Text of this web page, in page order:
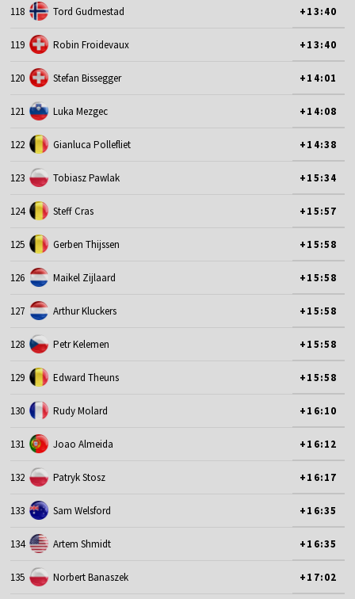
118 Tord Gudmestad +13:40
119 Robin Froidevaux +13:40
120 Stefan Bissegger +14:01
121 Luka Mezgec +14:08
122 Gianluca Pollefliet +14:38
123 Tobiasz Pawlak +15:34
124 Steff Cras +15:57
125 Gerben Thijssen +15:58
126 Maikel Zijlaard +15:58
127 Arthur Kluckers +15:58
128 Petr Kelemen +15:58
129 Edward Theuns +15:58
130 Rudy Molard +16:10
131 Joao Almeida +16:12
132 Patryk Stosz +16:17
133 Sam Welsford +16:35
134 Artem Shmidt +16:35
135 Norbert Banaszek +17:02